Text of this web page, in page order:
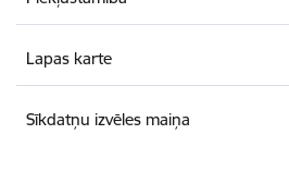
Lapas karte
Sīkdatņu izvēles maiņa